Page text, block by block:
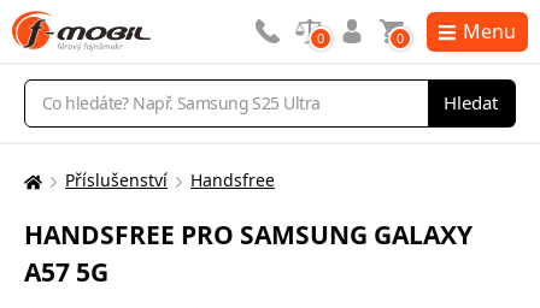
Vyhledávání
Hledat
0 0 Menu
Zde
nacházíte:
Příslušenství Handsfree
HANDSFREE PRO SAMSUNG GALAXY
A57 5G